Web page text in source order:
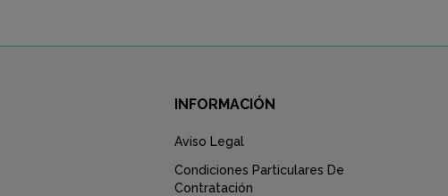
INFORMACIÓN
Aviso Legal
Condiciones Particulares De
Contratación